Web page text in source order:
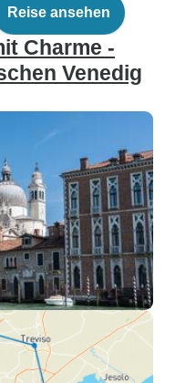
Reise ansehen
Charme -
Venedig